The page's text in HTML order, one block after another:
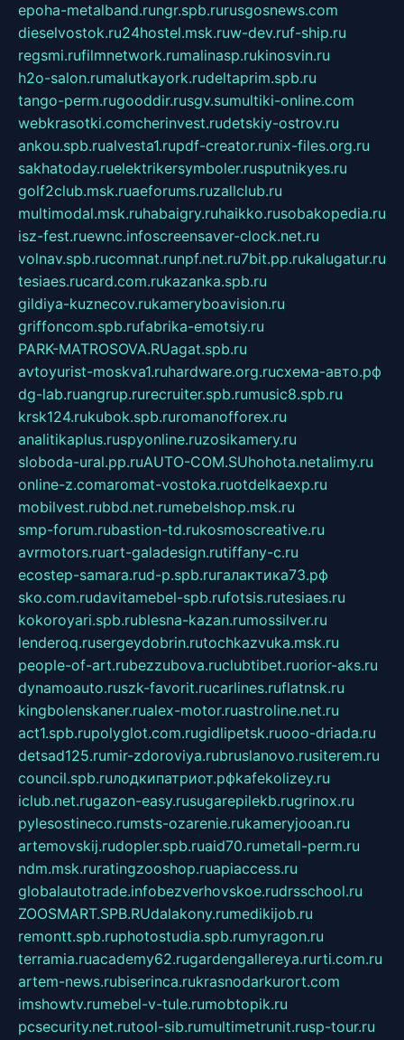
epoha-metalband.rungr.spb.rurusgosnews.com
dieselvostok.ru24hostel.msk.ruw-dev.ruf-ship.ru
regsmi.rufilmnetwork.rumalinasp.rukinosvin.ru
h2o-salon.rumalutkayork.rudeltaprim.spb.ru
tango-perm.rugooddir.rusgv.sumultiki-online.com
webkrasotki.comcherinvest.rudetskiy-ostrov.ru
ankou.spb.rualvesta1.rupdf-creator.runix-files.org.ru
sakhatoday.ruelektrikersymboler.rusputnikyes.ru
golf2club.msk.ruaeforums.ruzallclub.ru
multimodal.msk.ruhabaigry.ruhaikko.rusobakopedia.ru
isz-fest.ruewnc.infoscreensaver-clock.net.ru
volnav.spb.rucomnat.runpf.net.ru7bit.pp.rukalugatur.ru
tesiaes.rucard.com.rukazanka.spb.ru
gildiya-kuznecov.rukameryboavision.ru
griffoncom.spb.rufabrika-emotsiy.ru
PARK-MATROSOVA.RUagat.spb.ru
avtoyurist-moskva1.ruhardware.org.ruсхема-авто.рф
dg-lab.ruangrup.rurecruiter.spb.rumusic8.spb.ru
krsk124.rukubok.spb.ruromanofforex.ru
analitikaplus.ruspyonline.ruzosikamery.ru
sloboda-ural.pp.ruAUTO-COM.SUhohota.netalimy.ru
online-z.comaromat-vostoka.ruotdelkaexp.ru
mobilvest.rubbd.net.rumebelshop.msk.ru
smp-forum.rubastion-td.rukosmoscreative.ru
avrmotors.ruart-galadesign.rutiffany-c.ru
ecostep-samara.rud-p.spb.ruгалактика73.рф
sko.com.rudavitamebel-spb.rufotsis.rutesiaes.ru
kokoroyari.spb.rublesna-kazan.rumossilver.ru
lenderoq.rusergeydobrin.rutochkazvuka.msk.ru
people-of-art.rubezzubova.ruclubtibet.ruorior-aks.ru
dynamoauto.ruszk-favorit.rucarlines.ruflatnsk.ru
kingbolenskaner.rualex-motor.ruastroline.net.ru
act1.spb.rupolyglot.com.rugidlipetsk.ruooo-driada.ru
detsad125.rumir-zdoroviya.rubruslanovo.rusiterem.ru
council.spb.ruлодкипатриот.рфkafekolizey.ru
iclub.net.rugazon-easy.rusugarepilekb.rugrinox.ru
pylesostineco.rumsts-ozarenie.rukameryjooan.ru
artemovskij.rudopler.spb.ruaid70.rumetall-perm.ru
ndm.msk.ruratingzooshop.ruapiaccess.ru
globalautotrade.infobezverhovskoe.rudrsschool.ru
ZOOSMART.SPB.RUdalakony.rumedikijob.ru
remontt.spb.ruphotostudia.spb.rumyragon.ru
terramia.ruacademy62.rugardengallereya.rurti.com.ru
artem-news.rubiserinca.rukrasnodarkurort.com
imshowtv.rumebel-v-tule.rumobtopik.ru
pcsecurity.net.rutool-sib.rumultimetrunit.rusp-tour.ru